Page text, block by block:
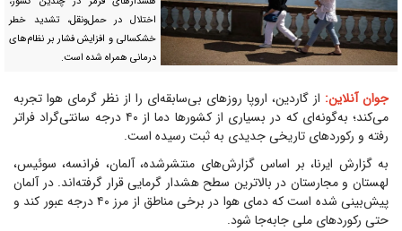
اختلال در حمل‌ونقل، تشدید خطر
خشکسالی و افزایش فشار بر نظام‌های
درمانی همراه شده است.
جوان آنلاین: از گاردین، اروپا روز‌های بی‌سابقه‌ای را از نظر گرمای هوا تجربه
می‌کند؛ به‌گونه‌ای که در بسیاری از کشور‌ها دما از ۴۰ درجه سانتی‌گراد فراتر
رفته و رکورد‌های تاریخی جدیدی به ثبت رسیده است.
به گزارش ایرنا، بر اساس گزارش‌های منتشرشده، آلمان، فرانسه، سوئیس،
لهستان و مجارستان در بالاترین سطح هشدار گرمایی قرار گرفته‌اند. در آلمان
پیش‌بینی شده است که دمای هوا در برخی مناطق از مرز ۴۰ درجه عبور کند و
حتی رکورد‌های ملی جابه‌جا شود.